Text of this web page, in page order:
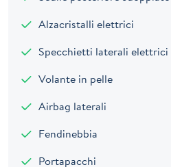
Alzacristalli elettrici
Specchietti laterali elettrici
Volante in pelle
Airbag laterali
Fendinebbia
Portapacchi